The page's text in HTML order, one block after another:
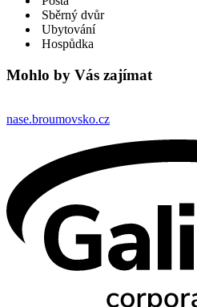
Sběrný dvůr
Ubytování
Hospůdka
Mohlo by Vás zajímat
nase.broumovsko.cz